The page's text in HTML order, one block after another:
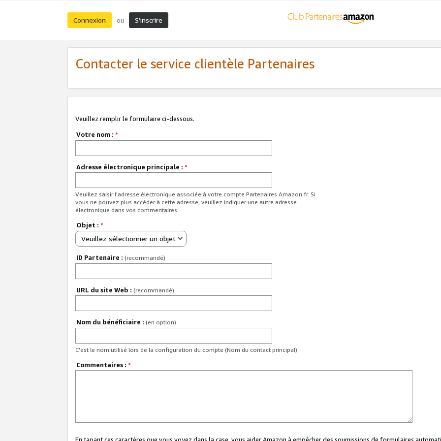
Connexion ou S’inscrire
Contacter le service clientèle Partenaires
Veuillez remplir le formulaire ci-dessous.
Votre nom : *
Adresse électronique principale : *
Veuillez saisir l'adresse électronique associée à votre compte Partenaires Amazon.fr. Si
vous ne pouvez plus accéder à cette adresse, veuillez indiquer une autre adresse
électronique dans vos commentaires.
Objet : *
Veuillez sélectionner un objet
ID Partenaire : (recommandé)
URL du site Web : (recommandé)
Nom du bénéficiaire : (en option)
C'est le nom utilisé lors de la configuration du compte (Nom du contact principal).
Commentaires : *